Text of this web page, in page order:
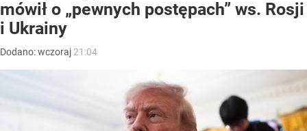
mówił o „pewnych postępach” ws. Rosji
i Ukrainy
Dodano:wczoraj 21:04